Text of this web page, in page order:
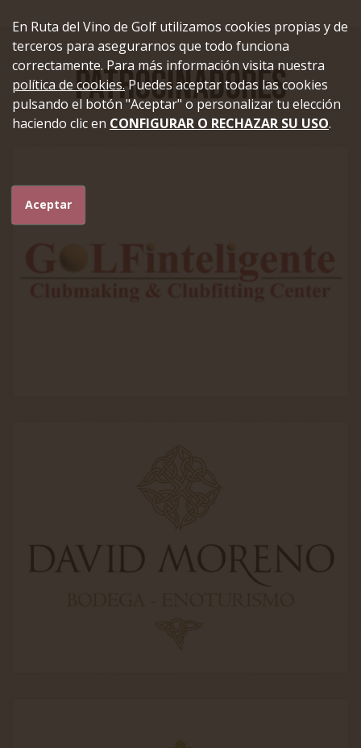
Patrocinadores
En Ruta del Vino de Golf utilizamos cookies propias y de
terceros para asegurarnos que todo funciona
correctamente. Para más información visita nuestra
política de cookies. Puedes aceptar todas las cookies
pulsando el botón "Aceptar" o personalizar tu elección
haciendo clic en CONFIGURAR O RECHAZAR SU USO.
Aceptar